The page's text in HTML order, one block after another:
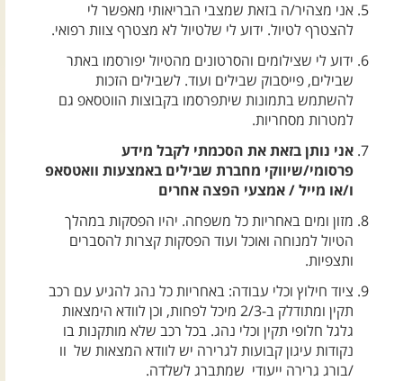
אני מצהיר/ה בזאת שמצבי הבריאותי מאפשר לי
להצטרף לטיול. ידוע לי שלטיול לא מצטרף צוות רפואי.
ידוע לי שצילומים והסרטונים מהטיול יפורסמו באתר
שבילים, פייסבוק שבילים ועוד. לשבילים הזכות
להשתמש בתמונות שיתפרסמו בקבוצות הווטסאפ גם
למטרות מסחריות.
אני נותן בזאת את הסכמתי לקבל מידע
פרסומי/שיווקי מחברת שבילים באמצעות וואטסאפ
ו/או מייל / אמצעי הפצה אחרים
מזון ומים באחריות כל משפחה. יהיו הפסקות במהלך
הטיול למנוחה ואוכל ועוד הפסקות קצרות להסברים
ותצפיות.
ציוד חילוץ וכלי עבודה: באחריות כל נהג להגיע עם רכב
תקין ומתודלק ב-2/3 מיכל לפחות, וכן לוודא הימצאות
גלגל חלופי תקין וכלי נהג. בכל רכב שלא מותקנות בו
נקודות עיגון קבועות לגרירה יש לוודא המצאות של וו
/בורג גרירה ייעודי שמתברג לשלדה.